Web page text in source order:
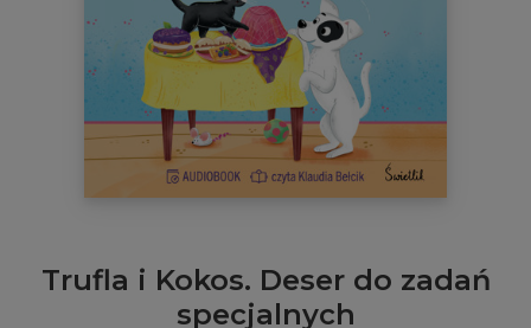
Trufla i Kokos. Deser do zadań
specjalnych